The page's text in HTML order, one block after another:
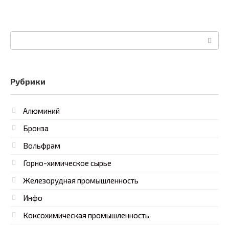
Поиск:
Рубрики
Алюминий
Бронза
Вольфрам
Горно-химическое сырье
Железорудная промышленность
Инфо
Коксохимическая промышленность